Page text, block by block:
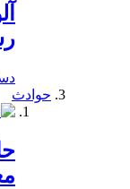
حوادث